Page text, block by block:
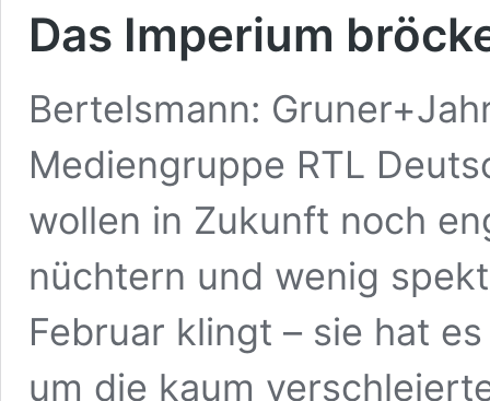
Das Imperium
Bertelsmann:
Mediengruppe RTL
wollen in Zukunft noch
nüchtern und wenig
Februar klingt – sie hat
um die kaum